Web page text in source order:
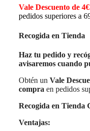
Vale Descuento de
pedidos superiores a
Recogida en Tienda
Haz tu pedido y
avisaremos cuando
Obtén un Vale
compra en pedidos
Recogida en Tienda
Ventajas: